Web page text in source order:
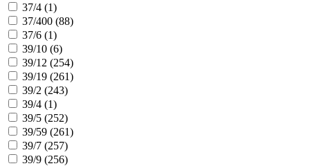
37/4 (1)
37/400 (88)
37/6 (1)
39/10 (6)
39/12 (254)
39/19 (261)
39/2 (243)
39/4 (1)
39/5 (252)
39/59 (261)
39/7 (257)
39/9 (256)